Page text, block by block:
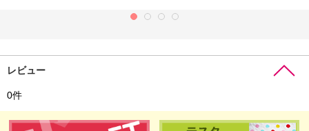
レビュー
0件